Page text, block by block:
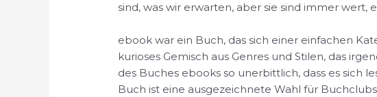
sind, was wir erwarten, aber sie sind immer wert,
ebook war ein Buch, das sich einer einfachen
kurioses Gemisch aus Genres und Stilen, das
des Buches ebooks so unerbittlich, dass es sich
Buch ist eine ausgezeichnete Wahl für